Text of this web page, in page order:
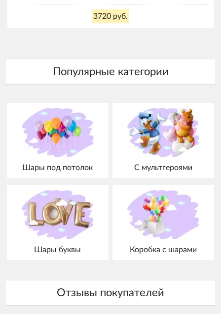
3720 руб.
Шары под потолок С мультгероями
Шары буквы Коробка с шарами